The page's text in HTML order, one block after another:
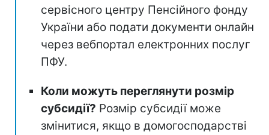
сервісного центру Пенсійного фонду
України або подати документи онлайн
через вебпортал електронних послуг
ПФУ.
Коли можуть переглянути розмір
субсидії? Розмір субсидії може
змінитися, якщо в домогосподарстві